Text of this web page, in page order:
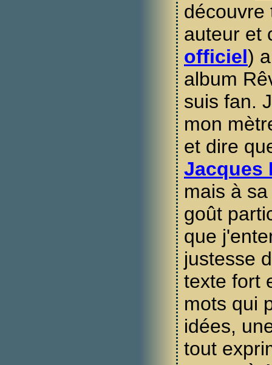
découvre
auteur et
officiel)
album
suis fan.
mon
et dire
Jacques
mais à
goût
que
justesse
texte fort
mots qui
idées,
tout